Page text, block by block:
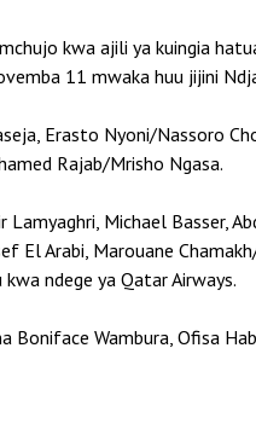
kwa ajili ya kuingia
11 mwaka huu jijini
Erasto Nyoni/Nassoro
Rajab/Mrisho Ngasa.
Lamyaghri, Michael Basser,
El Arabi, Marouane
ndege ya Qatar Airways.
Boniface Wambura, Ofisa